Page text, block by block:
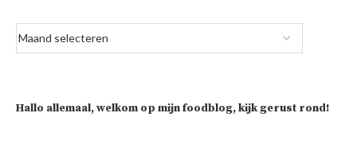
Hallo allemaal, welkom op mijn foodblog, kijk gerust rond!